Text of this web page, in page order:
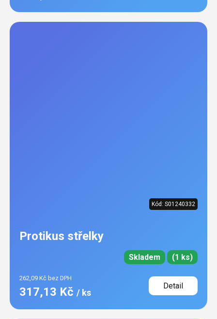
Kód: S01240332
Protikus střelky
Skladem (1 ks)
262,09 Kč bez DPH
317,13 Kč / ks
Detail